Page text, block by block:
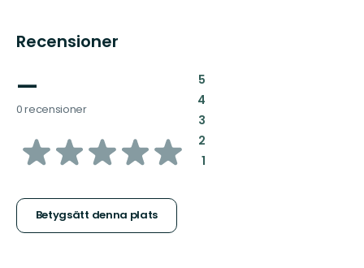
Recensioner
—
0 recensioner
av
stjärnor
Betygsätt denna plats
5:
4:
3:
2:
1: